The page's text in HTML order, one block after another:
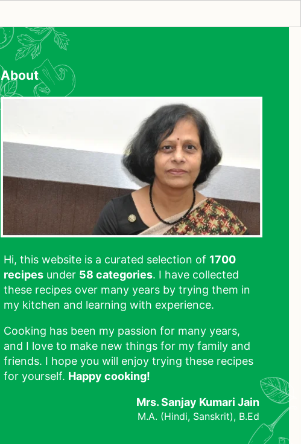
About
Hi, this website is a curated selection of 1700
recipes under 58 categories. I have collected
these recipes over many years by trying them in
my kitchen and learning with experience.
Cooking has been my passion for many years,
and I love to make new things for my family and
friends. I hope you will enjoy trying these recipes
for yourself. Happy cooking!
Mrs. Sanjay Kumari Jain
M.A. (Hindi, Sanskrit), B.Ed